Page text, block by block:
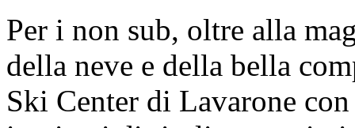
Per i non sub, oltre alla
della neve e della bella
Ski Center di Lavarone